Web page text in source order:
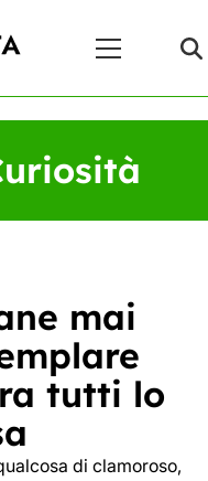
Principale
mai
tutti lo
di clamoroso,